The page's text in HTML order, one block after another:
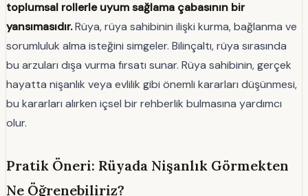
toplumsal rollerle uyum sağlama çabasının bir
yansımasıdır.Rüya, rüya sahibinin ilişki kurma, bağlanma ve
sorumluluk alma isteğini simgeler. Bilinçaltı, rüya sırasında
bu arzuları dışa vurma fırsatı sunar. Rüya sahibinin, gerçek
hayatta nişanlık veya evlilik gibi önemli kararları düşünmesi,
bu kararları alırken içsel bir rehberlik bulmasına yardımcı
olur.
Pratik Öneri: Rüyada Nişanlık Görmekten
Ne Öğrenebiliriz?